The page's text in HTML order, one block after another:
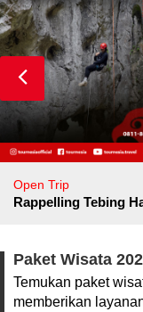
Open Trip
Rappelling Tebing
Paket Wisata
Temukan paket
memberikan